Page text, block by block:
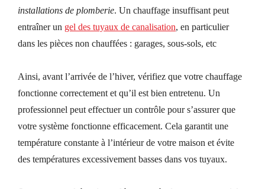
installations de plomberie. Un chauffage insuffisant peut
entraîner un gel des tuyaux de canalisation, en particulier
dans les pièces non chauffées : garages, sous-sols, etc
Ainsi, avant l’arrivée de l’hiver, vérifiez que votre chauffage
fonctionne correctement et qu’il est bien entretenu. Un
professionnel peut effectuer un contrôle pour s’assurer que
votre système fonctionne efficacement. Cela garantit une
température constante à l’intérieur de votre maison et évite
des températures excessivement basses dans vos tuyaux.